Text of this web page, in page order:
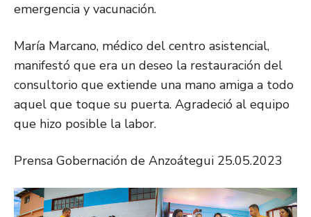
emergencia y vacunación.
María Marcano, médico del centro asistencial,
manifestó que era un deseo la restauración del
consultorio que extiende una mano amiga a todo
aquel que toque su puerta. Agradeció al equipo
que hizo posible la labor.
Prensa Gobernación de Anzoátegui 25.05.2023